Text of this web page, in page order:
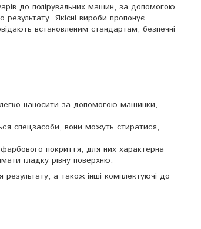
до полірувальних машин, за допомогою
Якісні вироби пропонує
встановленим стандартам, безпечні
легко наносити за допомогою машинки,
спецзасоби, вони можуть стиратися,
покриття, для них характерна
гладку рівну поверхню.
результату, а також інші комплектуючі до